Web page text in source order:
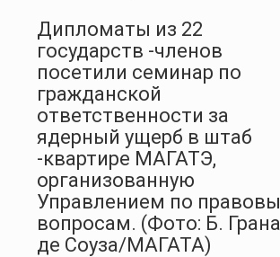
Дипломаты из 22
государств -членов
посетили семинар по
гражданской
ответственности за
ядерный ущерб в штаб
-квартире МАГАТЭ,
организованную
Управлением по
вопросам. (Фото: Б.
де Соуза/МАГАТА)